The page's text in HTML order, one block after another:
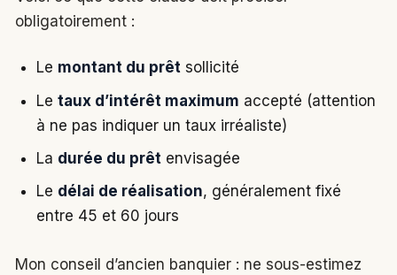
obligatoirement :
Le montant du prêtsollicité
Le taux d’intérêt maximum accepté (attention
à ne pas indiquer un taux irréaliste)
La durée du prêt envisagée
Le délai de réalisation, généralement fixé
entre 45 et 60 jours
Mon conseil d’ancien banquier : ne sous-estimez